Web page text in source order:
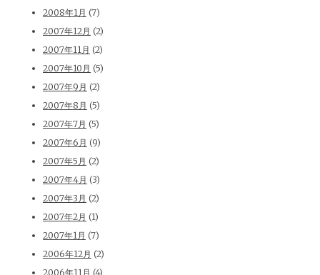
2008年1月 (7)
2007年12月 (2)
2007年11月 (2)
2007年10月 (5)
2007年9月 (2)
2007年8月 (5)
2007年7月 (5)
2007年6月 (9)
2007年5月 (2)
2007年4月 (3)
2007年3月 (2)
2007年2月 (1)
2007年1月 (7)
2006年12月 (2)
2006年11月 (4)